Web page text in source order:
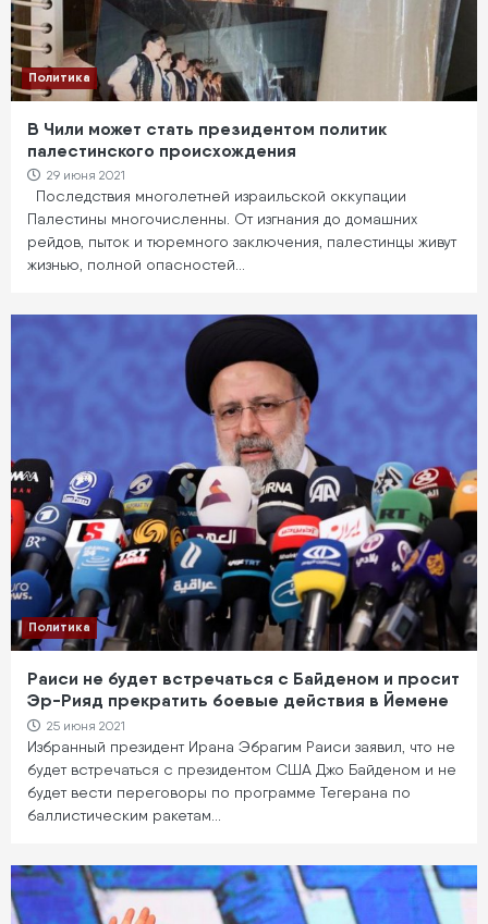
Политика
В Чили может стать президентом политик
палестинского происхождения
29 июня 2021
Последствия многолетней израильской оккупации
Палестины многочисленны. От изгнания до домашних
рейдов, пыток и тюремного заключения, палестинцы живут
жизнью, полной опасностей…
Политика
Раиси не будет встречаться с Байденом и просит
Эр-Рияд прекратить боевые действия в Йемене
25 июня 2021
Избранный президент Ирана Эбрагим Раиси заявил, что не
будет встречаться с президентом США Джо Байденом и не
будет вести переговоры по программе Тегерана по
баллистическим ракетам…